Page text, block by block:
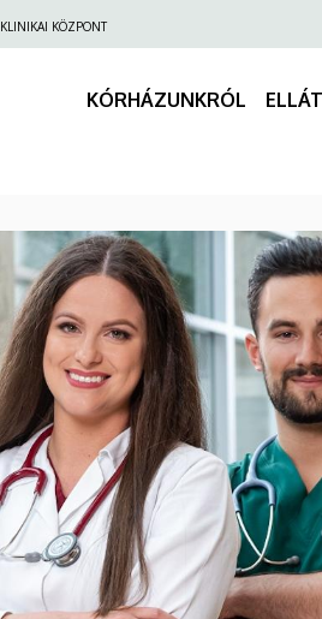
KLINIKAI KÖZPONT
KÓRHÁZUNKRÓL